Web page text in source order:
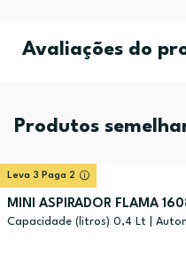
Avaliações do
Produtos
Leva 3 Paga 2
MINI ASPIRADOR FLAMA
Capacidade (litros) 0,4 Lt |